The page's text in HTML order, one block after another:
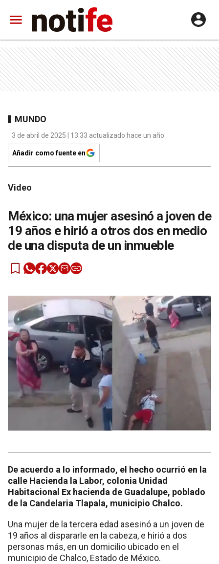
MUNDO
3 de abril de 2025 | 13:33 actualizado hace un año
Añadir como fuente en
Video
México: una mujer asesinó a joven de
19 años e hirió a otros dos en medio
de una disputa de un inmueble
De acuerdo a lo informado, el hecho ocurrió en la
calle Hacienda la Labor, colonia Unidad
Habitacional Ex hacienda de Guadalupe, poblado
de la Candelaria Tlapala, municipio Chalco.
Una mujer de la tercera edad asesinó a un joven de
19 años al dispararle en la cabeza, e hirió a dos
personas más, en un domicilio ubicado en el
municipio de Chalco, Estado de México.